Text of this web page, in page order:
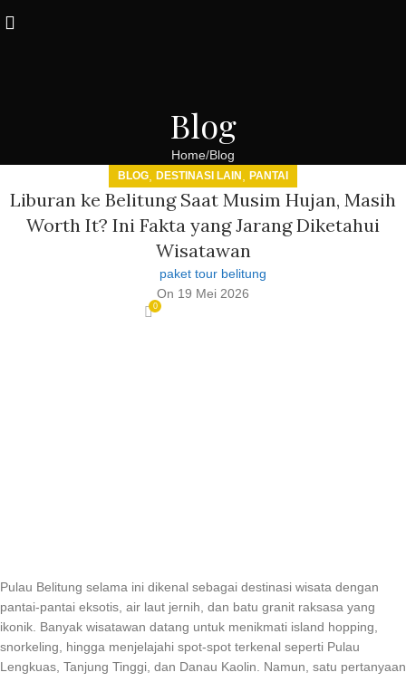
Blog
Home Blog
BLOG DESTINASI LAIN PANTAI
Liburan ke Belitung Saat Musim Hujan, Masih
Worth It? Ini Fakta yang Jarang Diketahui
Wisatawan
paket tour belitung
On 19 Mei 2026
0
Pulau Belitung selama ini dikenal sebagai destinasi wisata dengan
pantai-pantai eksotis, air laut jernih, dan batu granit raksasa yang
ikonik. Banyak wisatawan datang untuk menikmati island hopping,
snorkeling, hingga menjelajahi spot-spot terkenal seperti Pulau
Lengkuas, Tanjung Tinggi, dan Danau Kaolin. Namun, satu pertanyaan